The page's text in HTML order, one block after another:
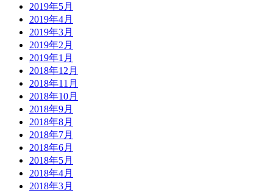
2019年5月
2019年4月
2019年3月
2019年2月
2019年1月
2018年12月
2018年11月
2018年10月
2018年9月
2018年8月
2018年7月
2018年6月
2018年5月
2018年4月
2018年3月